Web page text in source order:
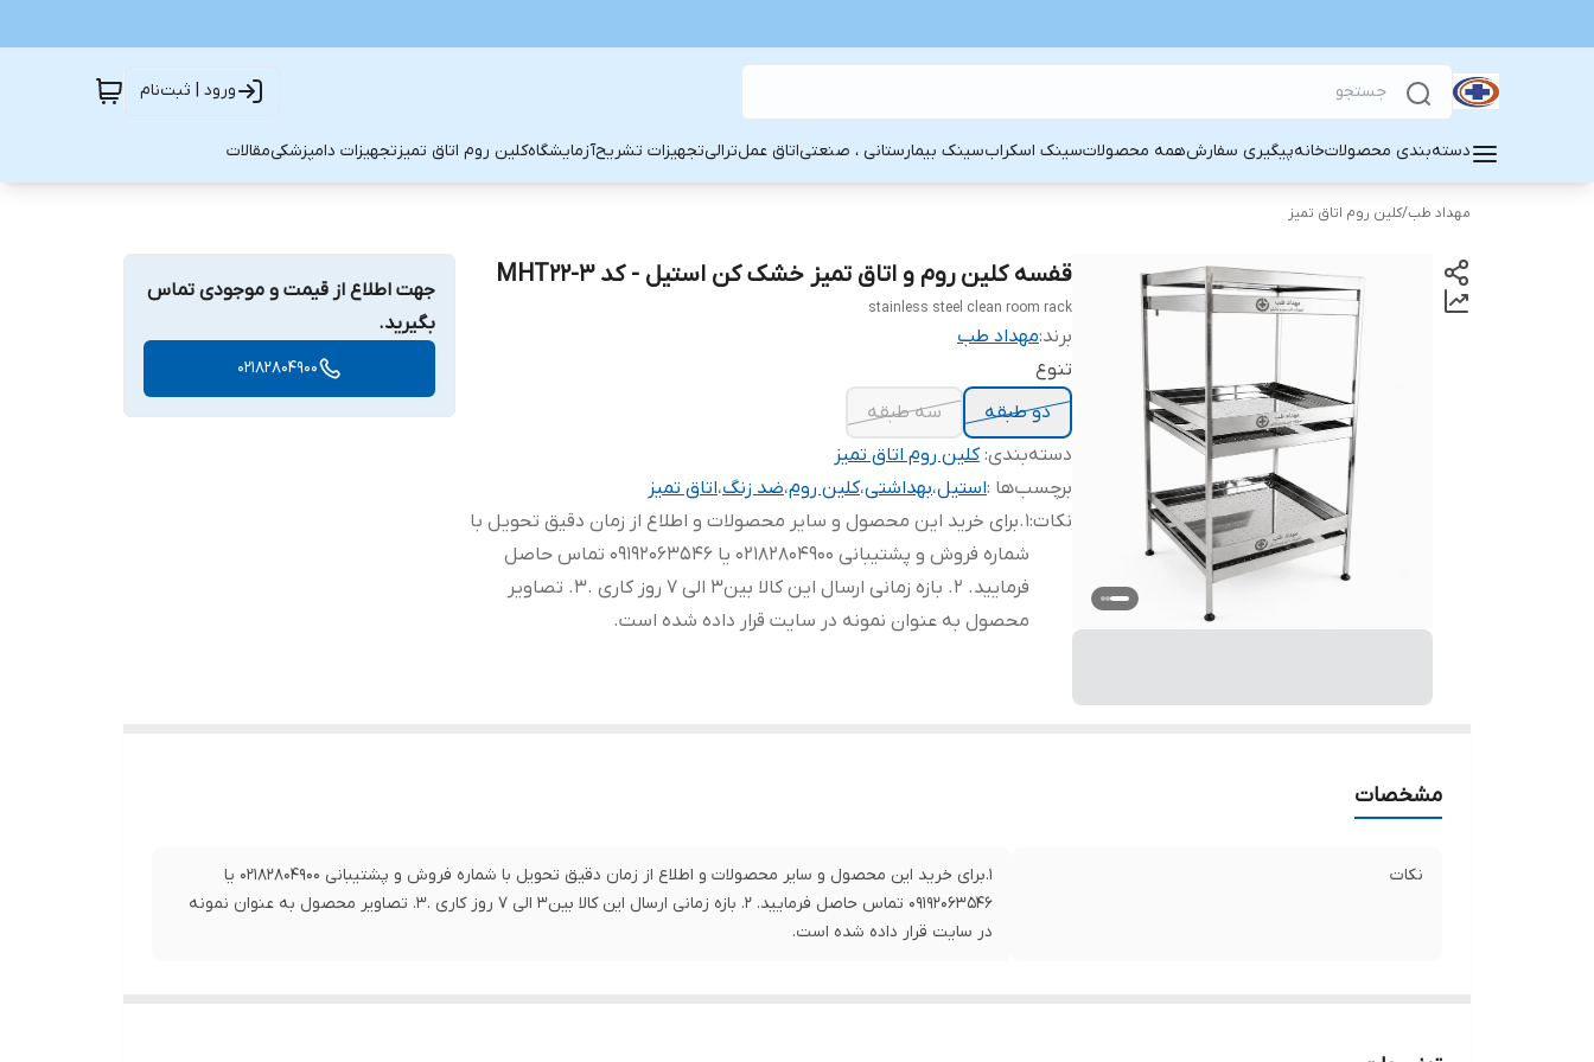
ورود | ثبت‌نام
دسته‌بندی محصولاتخانهپیگیری سفارشهمه محصولاتسینک اسکرابسینک بیمارستانی ، صنعتیاتاق عملترالیتجهیزات تشریحآزمایشگاهکلین روم اتاق تمیزتجهیزات دامپزشکیمقالات
مهداد طب/کلین روم اتاق تمیز
قفسه کلین روم و اتاق تمیز خشک کن استیل - کد 3-MHT22
stainless steel clean room rack
برند:مهداد طب
تنوع
دو طبقه
سه طبقه
دسته‌بندی:کلین روم اتاق تمیز
برچسب‌ها :استیل،بهداشتی،کلین روم،ضد زنگ،اتاق تمیز
نکات: 1.برای خرید این محصول و سایر محصولات و اطلاع از زمان دقیق تحویل با
شماره فروش و پشتیبانی 02182804900 یا 09192063546 تماس حاصل
فرمایید. 2. بازه زمانی ارسال این کالا بین3 الی 7 روز کاری .3. تصاویر
محصول به عنوان نمونه در سایت قرار داده شده است.
جهت اطلاع از قیمت و موجودی تماس
بگیرید.
02182804900
مشخصات
نکات
1.برای خرید این محصول و سایر محصولات و اطلاع از زمان دقیق تحویل با شماره فروش و پشتیبانی 02182804900 یا
09192063546 تماس حاصل فرمایید. 2. بازه زمانی ارسال این کالا بین3 الی 7 روز کاری .3. تصاویر محصول به عنوان نمونه
در سایت قرار داده شده است.